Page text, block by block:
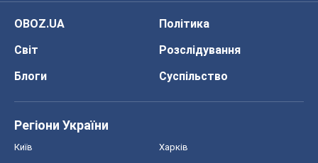
OBOZ.UA
Політика
Світ
Розслідування
Блоги
Суспільство
Регіони України
Київ Харків